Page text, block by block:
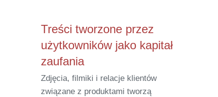
Treści tworzone przez
użytkowników jako kapitał
zaufania
Zdjęcia, filmiki i relacje klientów
związane z produktami tworzą